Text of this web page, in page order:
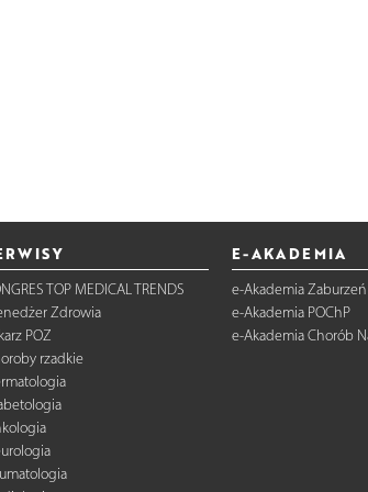
TOP MEDICAL TRENDS
Zdrowia
POZ
rzadkie
E-AKADEMIA
e-Akademia
e-Akademia POChP
e-Akademia Chorób